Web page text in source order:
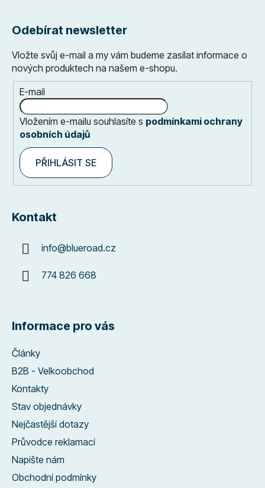
Odebírat newsletter
Vložte svůj e-mail a my vám budeme zasílat informace o
nových produktech na našem e-shopu.
E-mail
Vložením e-mailu souhlasíte s podmínkami ochrany
osobních údajů
PŘIHLÁSIT SE
Kontakt
info@blueroad.cz
774 826 668
Informace pro vás
Články
B2B - Velkoobchod
Kontakty
Stav objednávky
Nejčastější dotazy
Průvodce reklamací
Napište nám
Obchodní podmínky